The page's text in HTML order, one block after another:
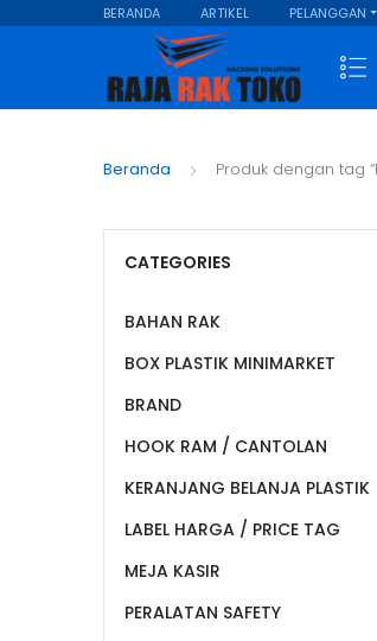
BERANDA ARTIKEL PELANGGAN
Beranda Produk dengan tag
CATEGORIES
BAHAN RAK
BOX PLASTIK MINIMARKET
BRAND
HOOK RAM / CANTOLAN
KERANJANG BELANJA PLASTIK
LABEL HARGA / PRICE TAG
MEJA KASIR
PERALATAN SAFETY